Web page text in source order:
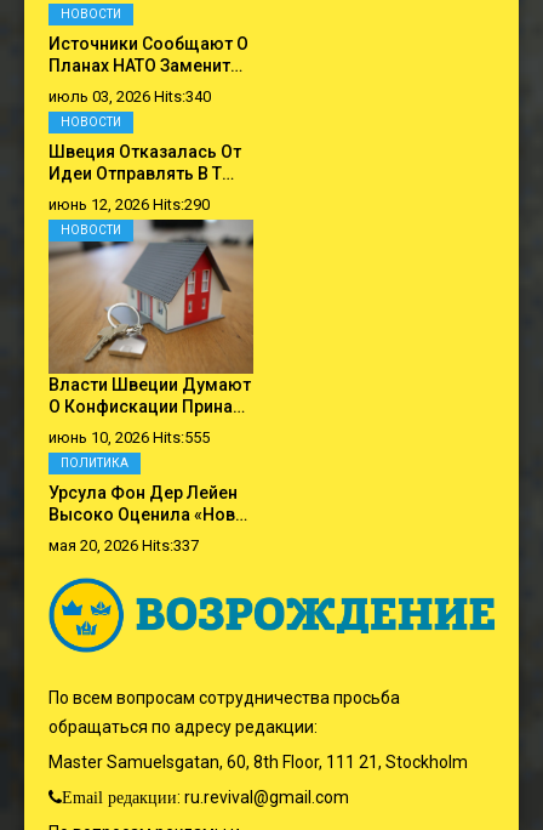
Источники Сообщают О
Планах НАТО Заменит…
июль 03, 2026 Hits:340
НОВОСТИ
Швеция Отказалась От
Идеи Отправлять В Т…
июнь 12, 2026 Hits:290
НОВОСТИ
Власти Швеции Думают
О Конфискации Прина…
июнь 10, 2026 Hits:555
НОВОСТИ
Урсула Фон Дер Лейен
Высоко Оценила «нов…
мая 20, 2026 Hits:337
ПОЛИТИКА
По всем вопросам сотрудничества просьба
обращаться по адресу редакции:
Master Samuelsgatan, 60, 8th Floor, 111 21, Stockholm
Email редакции: ru.revival@gmail.com